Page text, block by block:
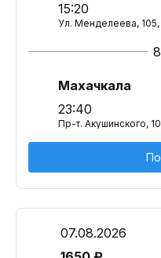
15:20
Ул. Менделеева,
Махачкала
23:40
Пр-т. Акушинского,
07.08.2026